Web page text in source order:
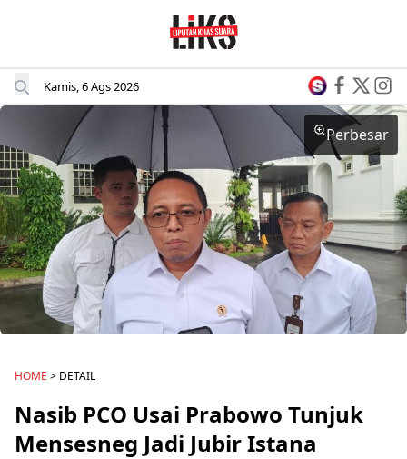
Kamis, 6 Ags 2026
Perbesar
HOME > DETAIL
Nasib PCO Usai Prabowo Tunjuk
Mensesneg Jadi Jubir Istana